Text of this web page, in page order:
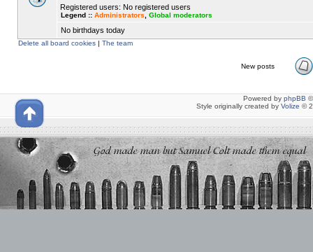
Registered users: No registered users
Legend :: Administrators Global moderators
No birthdays today
Delete all board cookies | The team
New posts
Powered by phpBB
Style originally created by Volize ©